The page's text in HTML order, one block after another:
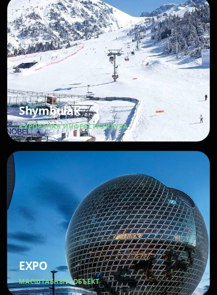
Shymbulak
КУРОРТНАЯ ИНФРАСТРУКТУРА
EXPO
МАСШТАБНЫЙ ОБЪЕКТ